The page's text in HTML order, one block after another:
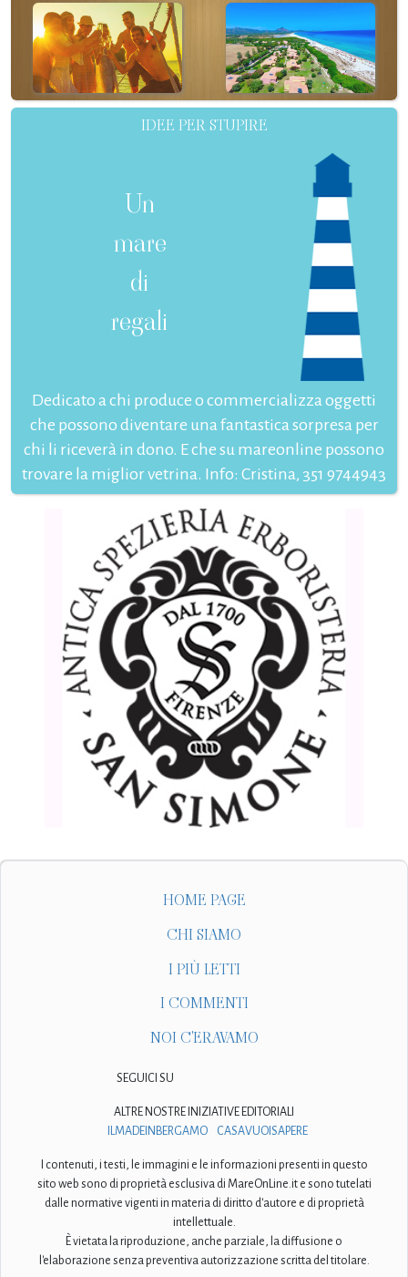
IDEE PER STUPIRE
Un
mare
di
regali
Dedicato a chi produce o commercializza oggetti
che possono diventare una fantastica sorpresa per
chi li riceverà in dono. E che su mareonline possono
trovare la miglior vetrina. Info: Cristina, 351 9744943
HOME PAGE
CHI SIAMO
I PIÙ LETTI
I COMMENTI
NOI C'ERAVAMO
SEGUICI SU
ALTRE NOSTRE INIZIATIVE EDITORIALI
ILMADEINBERGAMO
CASAVUOISAPERE
I contenuti, i testi, le immagini e le informazioni presenti in questo
sito web sono di proprietà esclusiva di MareOnLine.it e sono tutelati
dalle normative vigenti in materia di diritto d'autore e di proprietà
intellettuale.
È vietata la riproduzione, anche parziale, la diffusione o
l'elaborazione senza preventiva autorizzazione scritta del titolare.